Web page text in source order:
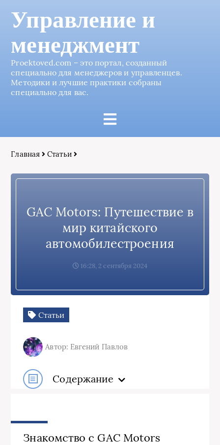
Управление и
менеджмент
Proektoved.com – это портал, созданный
специально для менеджеров и управленцев.
Методики и лучшие практики собраны
специально для вас.
Главная Статьи
GAC Motors: Путешествие в
мир китайского
автомобилестроения
16:28, 2 сентября 2024
Статьи
Автор: Евгений Павлов
Содержание
Знакомство с GAC Motors